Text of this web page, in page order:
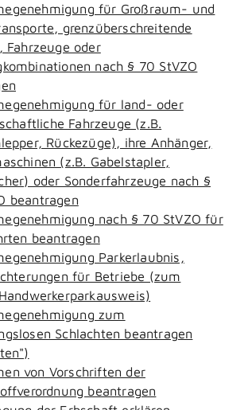
für Großraum- und
grenzüberschreitende
Fahrzeuge oder
nach § 70 StVZO
für land- oder
Fahrzeuge (z.B.
Rückezüge), ihre Anhänger,
(z.B. Gabelstapler,
oder Sonderfahrzeuge nach §
beantragen
nach § 70 StVZO für
beantragen
Parkerlaubnis,
für Betriebe (zum
zum
Schlachten beantragen
von Vorschriften der
beantragen